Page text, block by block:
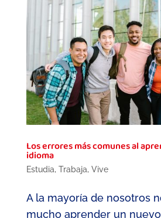
Los errores más comunes al
idioma
Estudia, Trabaja, Vive
A la mayoría de nosotros
mucho aprender un